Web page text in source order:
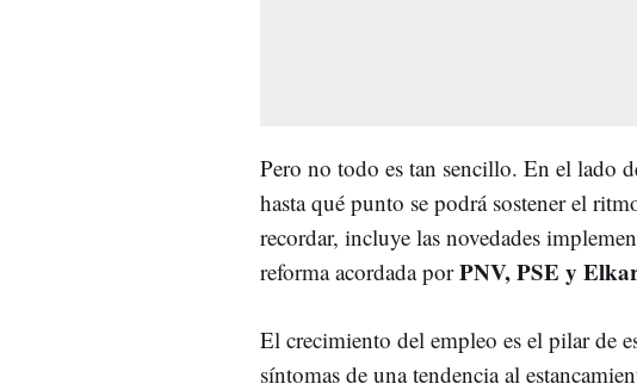
Pero no todo es tan sencillo. En el lado
hasta qué punto se podrá sostener el
recordar, incluye las novedades
reforma acordada porPNV, PSE y
El crecimiento del empleo es el pilar de
síntomas de una tendencia al